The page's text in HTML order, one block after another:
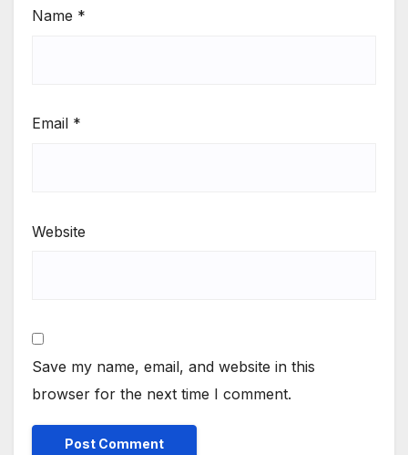
Name *
Email *
Website
Save my name, email, and website in this
browser for the next time I comment.